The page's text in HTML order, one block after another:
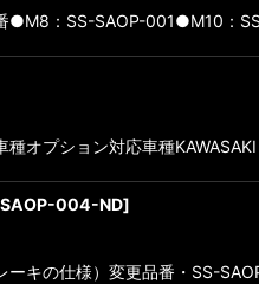
●M8：SS-SAOP-001●M10：
オプション対応車種
004-ND]
レーキの仕様）変更品番・